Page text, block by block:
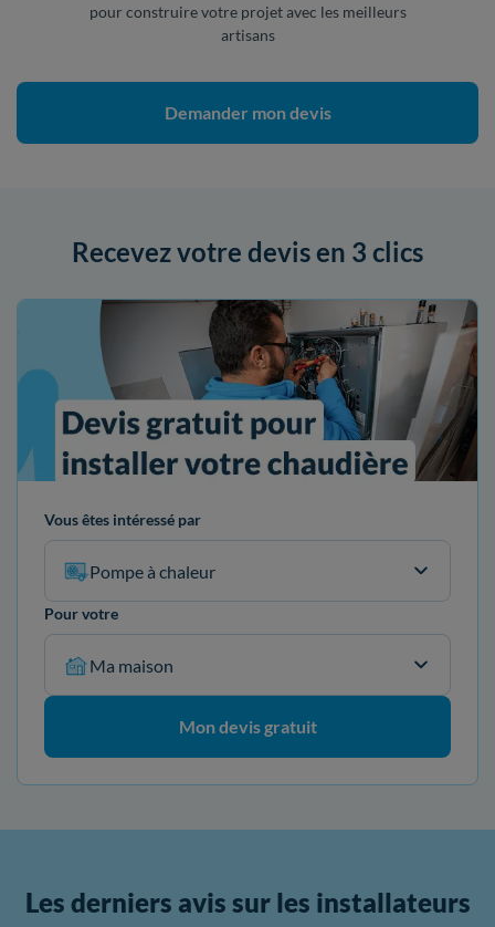
pour construire votre projet avec les meilleurs
artisans
Demander mon devis
Recevez votre devis en 3 clics
Vous êtes intéressé par
Pompe à chaleur
Pour votre
Ma maison
Mon devis gratuit
Les derniers avis sur les installateurs